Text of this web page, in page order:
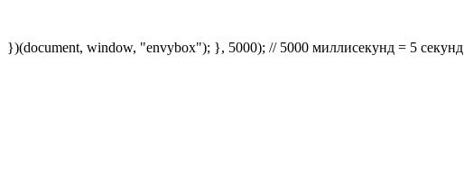
})(document, window, "envybox"); }, 5000); // 5000 миллисекунд = 5 секунд